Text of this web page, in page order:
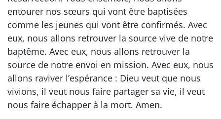
entourer nos sœurs qui vont être baptisées
comme les jeunes qui vont être confirmés. Avec
eux, nous allons retrouver la source vive de notre
baptême. Avec eux, nous allons retrouver la
source de notre envoi en mission. Avec eux, nous
allons raviver l’espérance : Dieu veut que nous
vivions, il veut nous faire partager sa vie, il veut
nous faire échapper à la mort. Amen.